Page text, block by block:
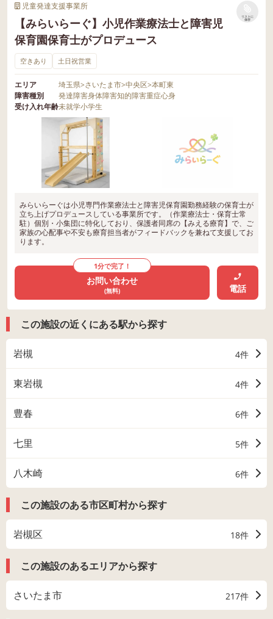
児童発達支援事業所
【みらいらーぐ】小児作業療法士と障害児
保育園保育士がプロデュース
リストに
保存
空きあり 土日祝営業
エリア 埼玉県>さいたま市>中央区>本町東
障害種別
発達障害身体障害知的障害重症心身
受け入れ年齢未就学小学生
みらいらーぐは小児専門作業療法士と障害児保育園勤務経験の保育士が
立ち上げプロデュースしている事業所です。（作業療法士・保育士常
駐）個別・小集団に特化しており、保護者同席の【みえる療育】で、ご
家族の心配事や不安も療育担当者がフィードバックを兼ねて支援してお
ります。
1分で完了！
お問い合わせ
(無料) 電話
この施設の近くにある駅から探す
岩槻 4件
東岩槻 4件
豊春 6件
七里 5件
八木崎 6件
この施設のある市区町村から探す
岩槻区 18件
この施設のあるエリアから探す
さいたま市 217件